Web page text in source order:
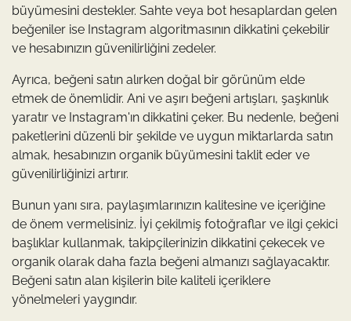
büyümesini destekler. Sahte veya bot hesaplardan gelen
beğeniler ise Instagram algoritmasının dikkatini çekebilir
ve hesabınızın güvenilirliğini zedeler.
Ayrıca, beğeni satın alırken doğal bir görünüm elde
etmek de önemlidir. Ani ve aşırı beğeni artışları, şaşkınlık
yaratır ve Instagram'ın dikkatini çeker. Bu nedenle, beğeni
paketlerini düzenli bir şekilde ve uygun miktarlarda satın
almak, hesabınızın organik büyümesini taklit eder ve
güvenilirliğinizi artırır.
Bunun yanı sıra, paylaşımlarınızın kalitesine ve içeriğine
de önem vermelisiniz. İyi çekilmiş fotoğraflar ve ilgi çekici
başlıklar kullanmak, takipçilerinizin dikkatini çekecek ve
organik olarak daha fazla beğeni almanızı sağlayacaktır.
Beğeni satın alan kişilerin bile kaliteli içeriklere
yönelmeleri yaygındır.